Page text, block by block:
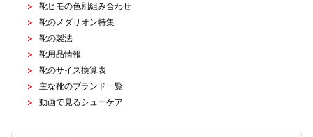
靴ヒモの色別組み合わせ
靴のメダリオン特集
靴の製法
靴用品情報
靴のサイズ換算表
主な靴のブランド一覧
動画で見るシューケア